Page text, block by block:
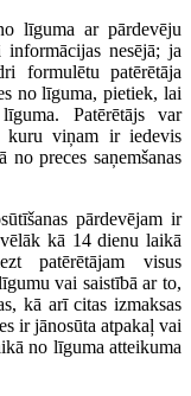
līguma ar pārdevēju
nesējā; ja
formulētu patērētāja
no līguma, pietiek, lai
Patērētājs var
kuru viņam ir iedevis
preces saņemšanas
pārdevējam ir
vēlāk kā 14 dienu laikā
patērētājam visus
vai saistībā ar to,
kā arī citas izmaksas
ir jānosūta atpakaļ vai
no līguma atteikuma